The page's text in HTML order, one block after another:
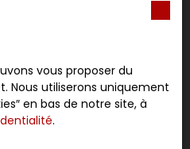
CEDEX.
personnelles,
.
vous proposer du
Nous utiliserons uniquement
en bas de notre site, à
.